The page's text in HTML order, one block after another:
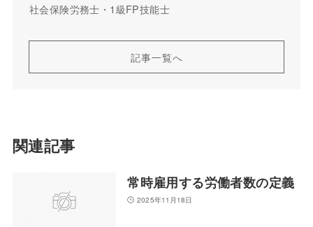
社会保険労務士・1級FP技能士
記事一覧へ
関連記事
常時雇用する労働者数の定義
2025年11月18日